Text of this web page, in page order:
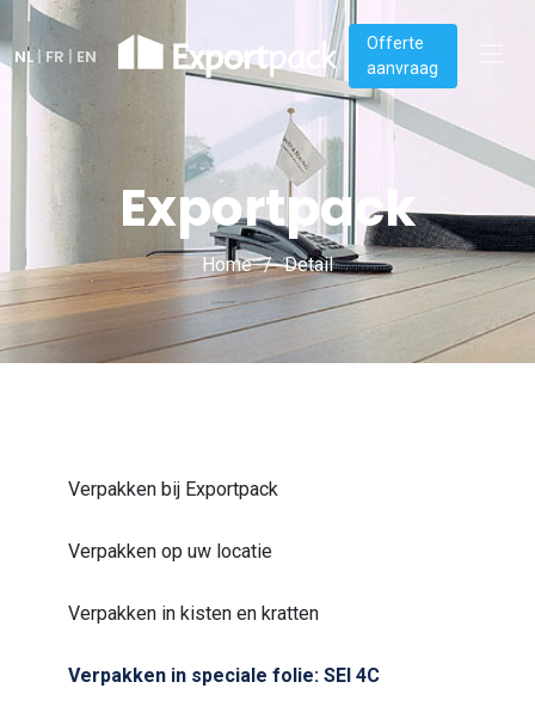
NL| FR | EN
Offerte
aanvraag
Exportpack
Home Detail
Verpakken bij Exportpack
Verpakken op uw locatie
Verpakken in kisten en kratten
Verpakken in speciale folie: SEI 4C